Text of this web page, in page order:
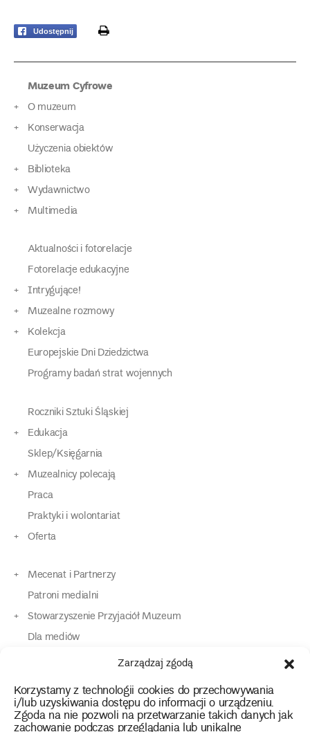
Zarządzaj zgodą
Korzystamy z technologii cookies do przechowywania
i/lub uzyskiwania dostępu do informacji o urządzeniu.
Zgoda na nie pozwoli na przetwarzanie takich danych jak
Udostępnij print
Muzeum Cyfrowe
O muzeum
Konserwacja
Użyczenia obiektów
Biblioteka
Wydawnictwo
Multimedia
Aktualności i fotorelacje
Fotorelacje edukacyjne
Intrygujące!
Muzealne rozmowy
Kolekcja
Europejskie Dni Dziedzictwa
Programy badań strat wojennych
Roczniki Sztuki Śląskiej
Edukacja
Sklep/Księgarnia
Muzealnicy polecają
Praca
Praktyki i wolontariat
Oferta
Mecenat i Partnerzy
Patroni medialni
Stowarzyszenie Przyjaciół Muzeum
Dla mediów
Dla osób o specjalnych potrzebach
Kontakt